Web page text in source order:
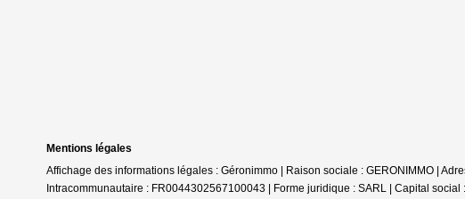
Mentions légales
Affichage des informations légales : Géronimmo | Raison sociale : GERONIMMO |
Intracommunautaire : FR0044302567100043 | Forme juridique : SARL | Capital social